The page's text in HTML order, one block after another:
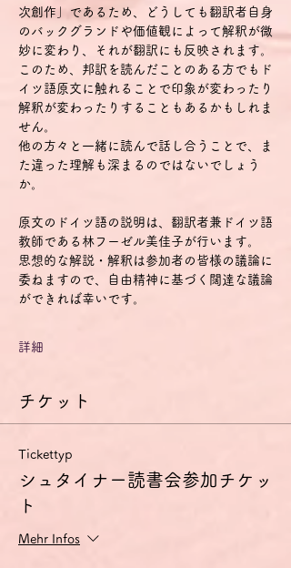
次創作」であるため、どうしても翻訳者自身
のバックグランドや価値観によって解釈が微
妙に変わり、それが翻訳にも反映されます。
このため、邦訳を読んだことのある方でもド
イツ語原文に触れることで印象が変わったり
解釈が変わったりすることもあるかもしれま
せん。
他の方々と一緒に読んで話し合うことで、ま
た違った理解も深まるのではないでしょう
か。
原文のドイツ語の説明は、翻訳者兼ドイツ語
教師である林フーゼル美佳子が行います。
思想的な解説・解釈は参加者の皆様の議論に
委ねますので、自由精神に基づく闊達な議論
ができれば幸いです。
詳細
チケット
Tickettyp
シュタイナー読書会参加チケッ
ト
Mehr Infos